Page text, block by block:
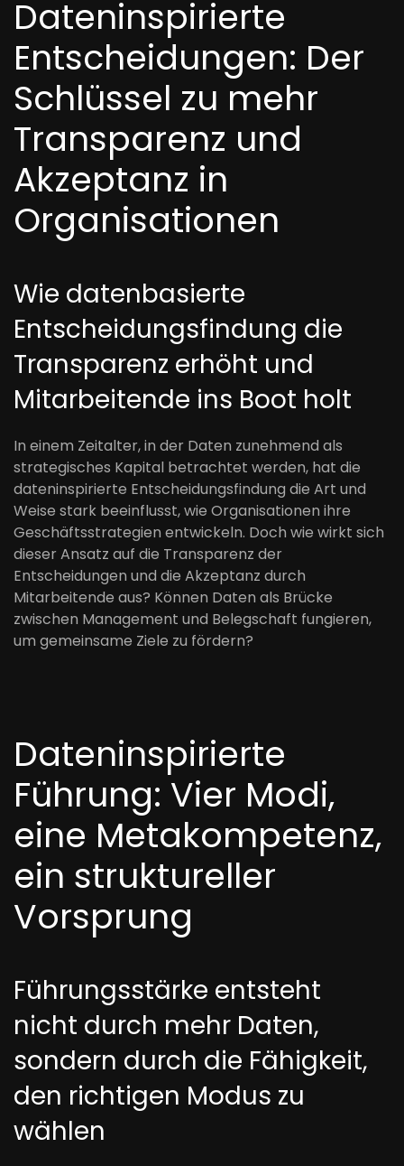
Dateninspirierte
Entscheidungen: Der
Schlüssel zu mehr
Transparenz und
Akzeptanz in
Organisationen
Wie datenbasierte
Entscheidungsfindung die
Transparenz erhöht und
Mitarbeitende ins Boot holt
In einem Zeitalter, in der Daten zunehmend als
strategisches Kapital betrachtet werden, hat die
dateninspirierte Entscheidungsfindung die Art und
Weise stark beeinflusst, wie Organisationen ihre
Geschäftsstrategien entwickeln. Doch wie wirkt sich
dieser Ansatz auf die Transparenz der
Entscheidungen und die Akzeptanz durch
Mitarbeitende aus? Können Daten als Brücke
zwischen Management und Belegschaft fungieren,
um gemeinsame Ziele zu fördern?
Dateninspirierte
Führung: Vier Modi,
eine Metakompetenz,
ein struktureller
Vorsprung
Führungsstärke entsteht
nicht durch mehr Daten,
sondern durch die Fähigkeit,
den richtigen Modus zu
wählen